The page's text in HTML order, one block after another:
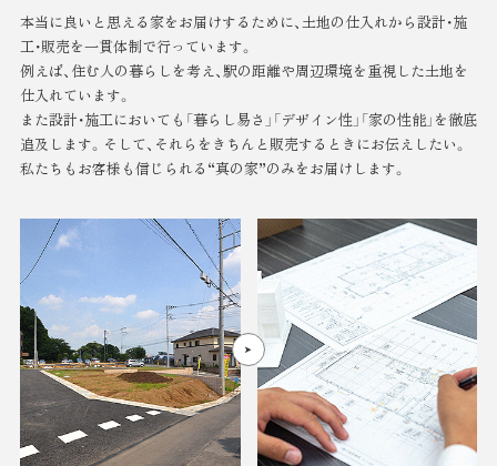
本当に良いと思える家をお届けするために、土地の仕入れから設計・施
工・販売を一貫体制で行っています。
例えば、住む人の暮らしを考え、駅の距離や周辺環境を重視した土地を
仕入れています。
また設計・施工においても「暮らし易さ」「デザイン性」「家の性能」を徹底
追及します。そして、それらをきちんと販売するときにお伝えしたい。
私たちもお客様も信じられる“真の家”のみをお届けします。